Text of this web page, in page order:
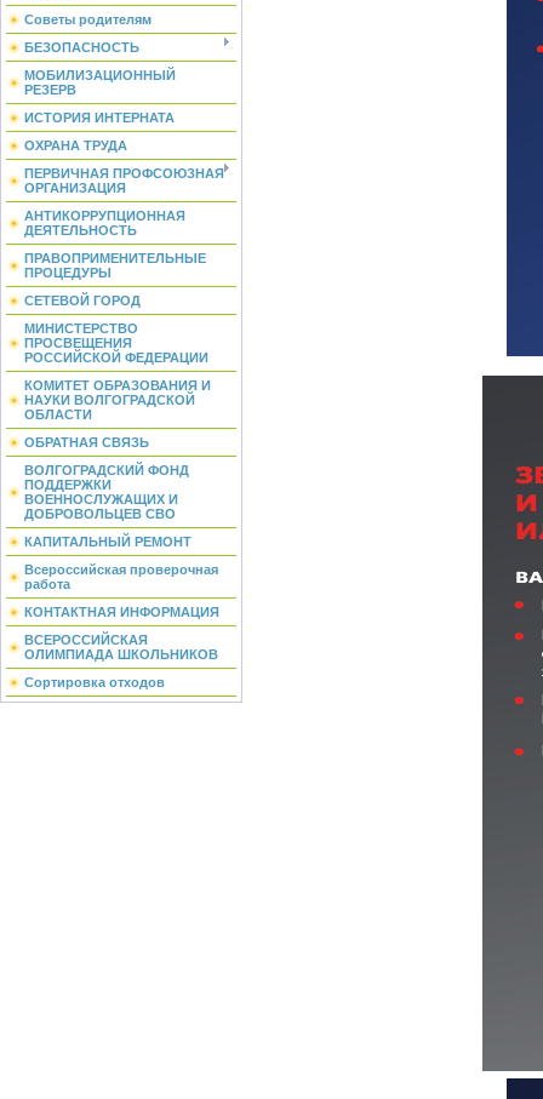
Советы родителям
БЕЗОПАСНОСТЬ
МОБИЛИЗАЦИОННЫЙ
РЕЗЕРВ
ИСТОРИЯ ИНТЕРНАТА
ОХРАНА ТРУДА
ПЕРВИЧНАЯ ПРОФСОЮЗНАЯ
ОРГАНИЗАЦИЯ
АНТИКОРРУПЦИОННАЯ
ДЕЯТЕЛЬНОСТЬ
ПРАВОПРИМЕНИТЕЛЬНЫЕ
ПРОЦЕДУРЫ
СЕТЕВОЙ ГОРОД
МИНИСТЕРСТВО
ПРОСВЕЩЕНИЯ
РОССИЙСКОЙ ФЕДЕРАЦИИ
КОМИТЕТ ОБРАЗОВАНИЯ И
НАУКИ ВОЛГОГРАДСКОЙ
ОБЛАСТИ
ОБРАТНАЯ СВЯЗЬ
ВОЛГОГРАДСКИЙ ФОНД
ПОДДЕРЖКИ
ВОЕННОСЛУЖАЩИХ И
ДОБРОВОЛЬЦЕВ СВО
КАПИТАЛЬНЫЙ РЕМОНТ
Всероссийская проверочная
работа
КОНТАКТНАЯ ИНФОРМАЦИЯ
ВСЕРОССИЙСКАЯ
ОЛИМПИАДА ШКОЛЬНИКОВ
Сортировка отходов